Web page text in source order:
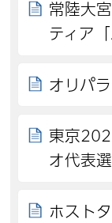
常陸大
ティア
オリパ
東京
オ代表
ホスト